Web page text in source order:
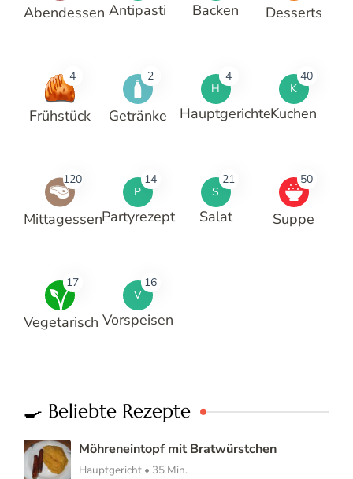
Abendessen Antipasti Backen Desserts
4
Frühstück
2
Getränke
H
4
Hauptgerichte
K
40
Kuchen
120
Mittagessen
P
14
Partyrezept
S
21
Salat
50
Suppe
17
Vegetarisch
V
16
Vorspeisen
🍳 Beliebte Rezepte
Möhreneintopf mit Bratwürstchen
Hauptgericht • 35 Min.